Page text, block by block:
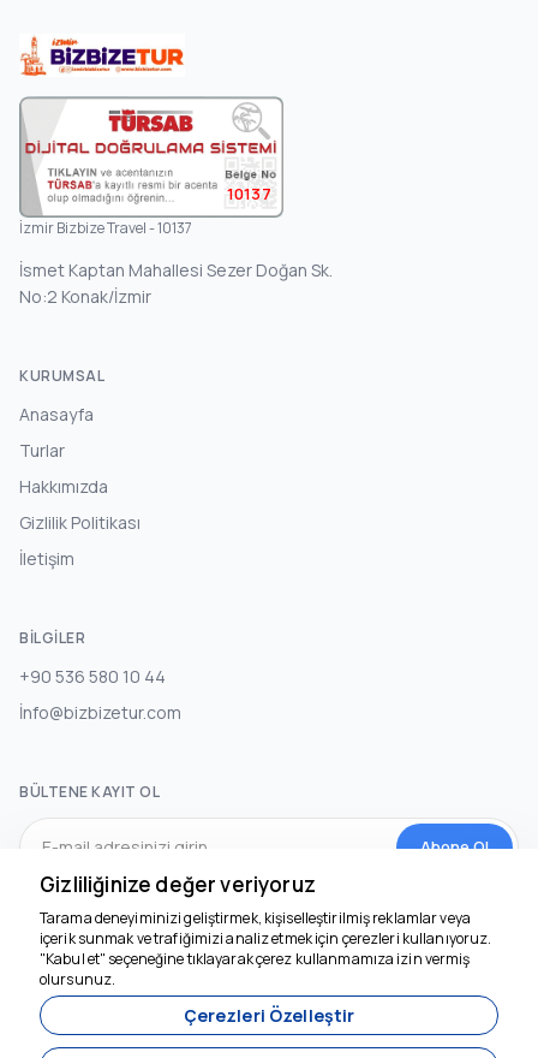
10137
İzmir Bizbize Travel - 10137
İsmet Kaptan Mahallesi Sezer Doğan Sk.
No:2 Konak/İzmir
KURUMSAL
Anasayfa
Turlar
Hakkımızda
Gizlilik Politikası
İletişim
BILGILER
+90 536 580 10 44
İnfo@bizbizetur.com
BÜLTENE KAYIT OL
Abone Ol
SOSYAL MEDYA
Gizliliğinize değer veriyoruz
Tarama deneyiminizi geliştirmek, kişiselleştirilmiş reklamlar veya
içerik sunmak ve trafiğimizi analiz etmek için çerezleri kullanıyoruz.
"Kabul et" seçeneğine tıklayarak çerez kullanmamıza izin vermiş
olursunuz.
Çerezleri Özelleştir